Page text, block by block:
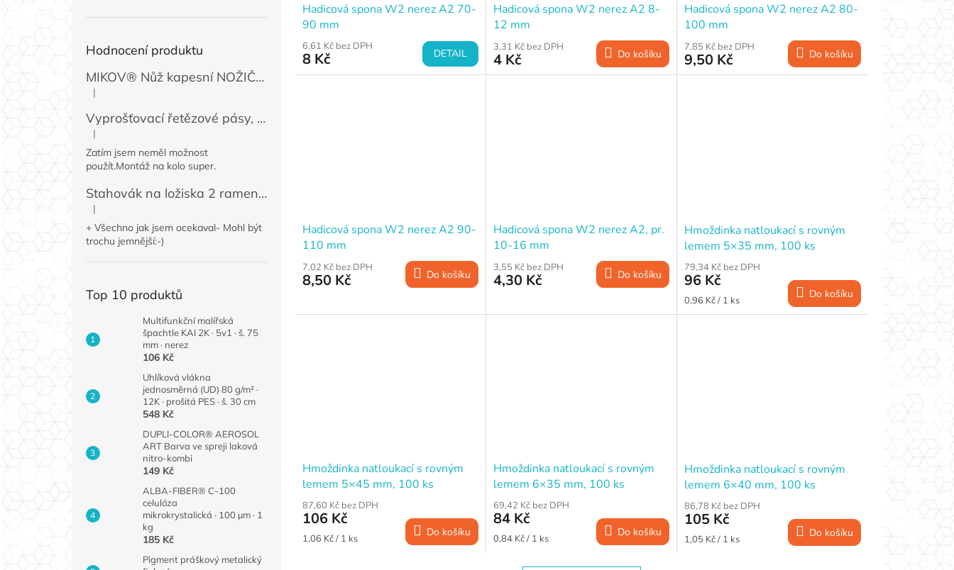
Hodnocení produktu
MIKOV® Nůž kapesní NOŽIČKA 131-NZn-1 zavírací, 74 mm
Hodnocení produktu je 5 z 5 hvězdiček.
|
Vyprošťovací řetězové pásy, 2 ks
Hodnocení produktu je 5 z 5 hvězdiček.
|
Zatím jsem neměl možnost
použít.Montáž na kolo super.
Stahovák na ložiska 2 ramenný MINI 50 / 60 mm
Hodnocení produktu je 4 z 5 hvězdiček.
|
+ Všechno jak jsem ocekaval- Mohl být
trochu jemnější:-)
Top 10 produktů
Multifunkční malířská
špachtle KAI 2K · 5v1 · š. 75
mm · nerez
106 Kč
Uhlíková vlákna
jednosměrná (UD) 80 g/m² ·
12K · prošitá PES · š. 30 cm
548 Kč
DUPLI-COLOR® AEROSOL
ART Barva ve spreji laková
nitro-kombi
149 Kč
ALBA-FIBER® C-100
celulóza
mikrokrystalická · 100 µm · 1
kg
185 Kč
Pigment práškový metalický
Hadicová spona W2 nerez A2 70-
90 mm
6,61 Kč bez DPH
8 Kč DETAIL
Hadicová spona W2 nerez A2 8-
12 mm
3,31 Kč bez DPH
4 Kč Do košíku
Hadicová spona W2 nerez A2 80-
100 mm
7,85 Kč bez DPH
9,50 Kč Do košíku
Hadicová spona W2 nerez A2 90-
110 mm
7,02 Kč bez DPH
8,50 Kč Do košíku
Hadicová spona W2 nerez A2, pr.
10-16 mm
3,55 Kč bez DPH
4,30 Kč Do košíku
Hmoždinka natloukací s rovným
lemem 5×35 mm, 100 ks
79,34 Kč bez DPH
96 Kč
Měrná
cena:
0,96 Kč / 1 ks Do košíku
Hmoždinka natloukací s rovným
lemem 5×45 mm, 100 ks
87,60 Kč bez DPH
106 Kč
Měrná
1,06 Kč / 1 ks Do košíku
Hmoždinka natloukací s rovným
lemem 6×35 mm, 100 ks
69,42 Kč bez DPH
84 Kč
Měrná
0,84 Kč / 1 ks Do košíku
Hmoždinka natloukací s rovným
lemem 6×40 mm, 100 ks
86,78 Kč bez DPH
105 Kč
Měrná
1,05 Kč / 1 ks Do košíku